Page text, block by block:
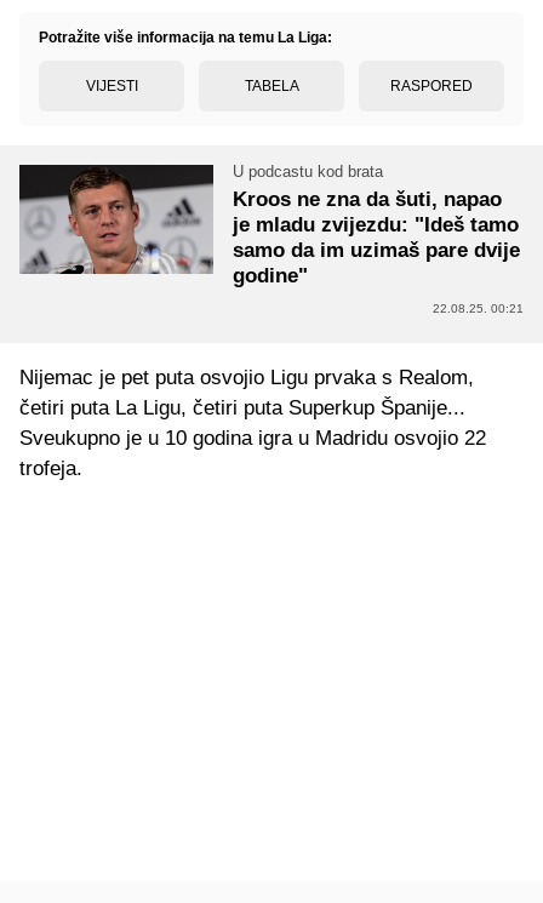
Potražite više informacija na temu La Liga:
VIJESTI TABELA RASPORED
U podcastu kod brata
Kroos ne zna da šuti, napao
je mladu zvijezdu: "Ideš tamo
samo da im uzimaš pare dvije
godine"
22.08.25. 00:21
Nijemac je pet puta osvojio Ligu prvaka s Realom,
četiri puta La Ligu, četiri puta Superkup Španije...
Sveukupno je u 10 godina igra u Madridu osvojio 22
trofeja.